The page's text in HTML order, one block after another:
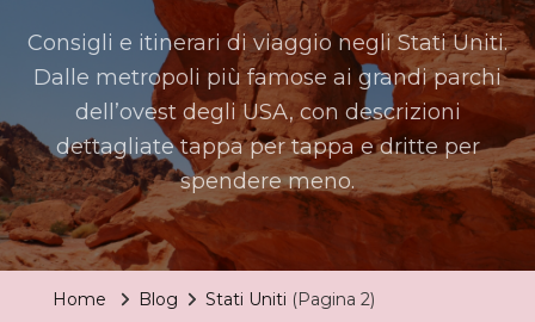
Consigli e itinerari di viaggio negli Stati Uniti.
Dalle metropoli più famose ai grandi parchi
dell’ovest degli USA, con descrizioni
dettagliate tappa per tappa e dritte per
spendere meno.
Home Blog Stati Uniti (Pagina 2)